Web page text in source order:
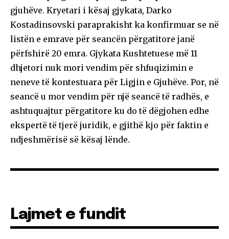
gjuhëve. Kryetari i kësaj gjykata, Darko
Kostadinsovski paraprakisht ka konfirmuar se në
listën e emrave për seancën përgatitore janë
përfshirë 20 emra. Gjykata Kushtetuese më 11
dhjetori nuk mori vendim për shfuqizimin e
neneve të kontestuara për Ligjin e Gjuhëve. Por, në
seancë u mor vendim për një seancë të radhës, e
ashtuquajtur përgatitore ku do të dëgjohen edhe
ekspertë të tjerë juridik, e gjithë kjo për faktin e
ndjeshmërisë së kësaj lënde.
Lajmet e fundit